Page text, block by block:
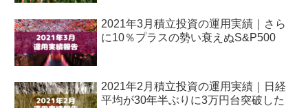
2021年3月積立投資の運用実績｜さら
に10％プラスの勢い衰えぬS&P500
2021年2月積立投資の運用実績｜日経
平均が30年半ぶりに3万円台突破した